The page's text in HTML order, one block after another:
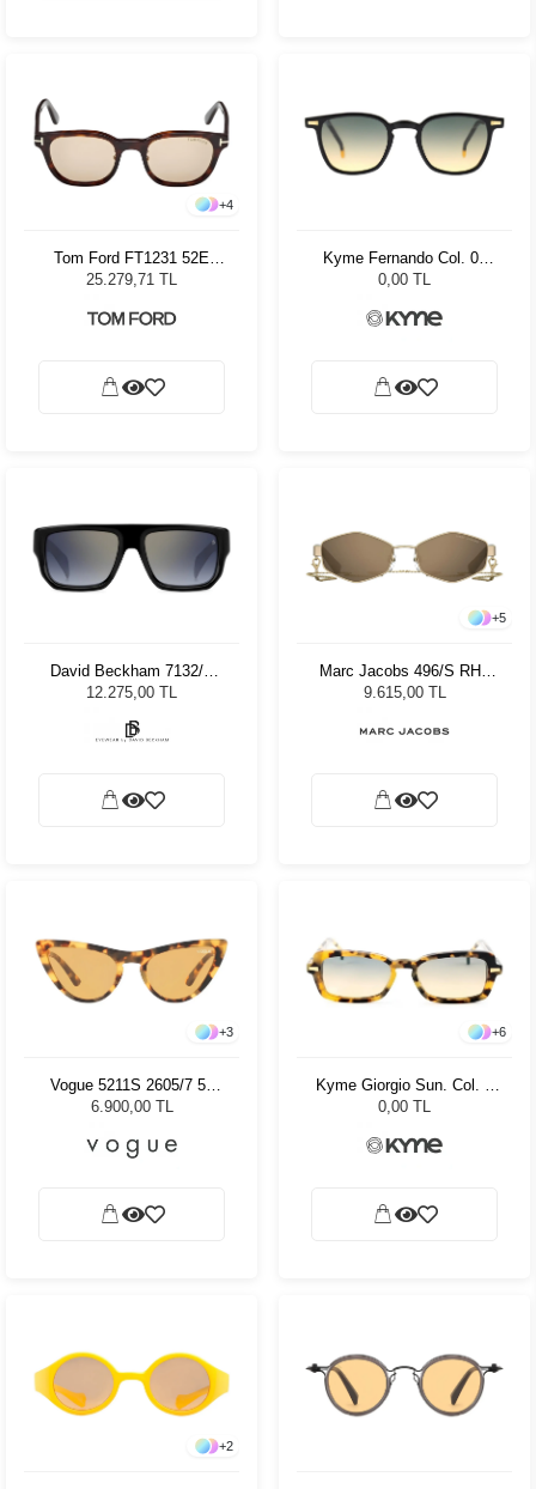
+4
Tom Ford FT1231 52E
Unisex Güneş Gözlüğü
25.279,71 TL
Kyme Fernando Col. 01
Unisex Güneş Gözlüğü
0,00 TL
David Beckham 7132/S
8071V Erkek Güneş
12.275,00 TL
+5
Marc Jacobs 496/S RHL
Kadın Güneş Gözlüğü
9.615,00 TL
+3
Vogue 5211S 2605/7 54
Kadın Güneş Gözlüğü
6.900,00 TL
+6
Kyme Giorgio Sun. Col. 3
Kadın Güneş Gözlüğü
0,00 TL
+2